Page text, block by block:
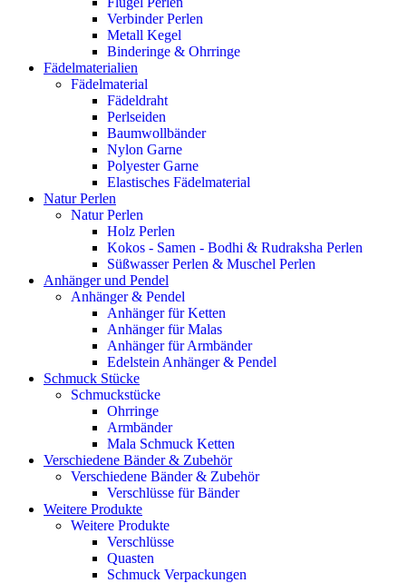
Verbinder Perlen
Metall Kegel
Binderinge & Ohrringe
Fädelmaterialien
Fädelmaterial
Fädeldraht
Perlseiden
Baumwollbänder
Nylon Garne
Polyester Garne
Elastisches Fädelmaterial
Natur Perlen
Natur Perlen
Holz Perlen
Kokos - Samen - Bodhi & Rudraksha Perlen
Süßwasser Perlen & Muschel Perlen
Anhänger und Pendel
Anhänger & Pendel
Anhänger für Ketten
Anhänger für Malas
Anhänger für Armbänder
Edelstein Anhänger & Pendel
Schmuck Stücke
Schmuckstücke
Ohrringe
Armbänder
Mala Schmuck Ketten
Verschiedene Bänder & Zubehör
Verschiedene Bänder & Zubehör
Verschlüsse für Bänder
Weitere Produkte
Weitere Produkte
Verschlüsse
Quasten
Schmuck Verpackungen